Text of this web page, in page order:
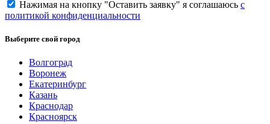
Нажимая на кнопку "Оставить заявку" я соглашаюсь с
политикой конфиденциальности
Выберите свой город
Волгоград
Воронеж
Екатеринбург
Казань
Краснодар
Красноярск